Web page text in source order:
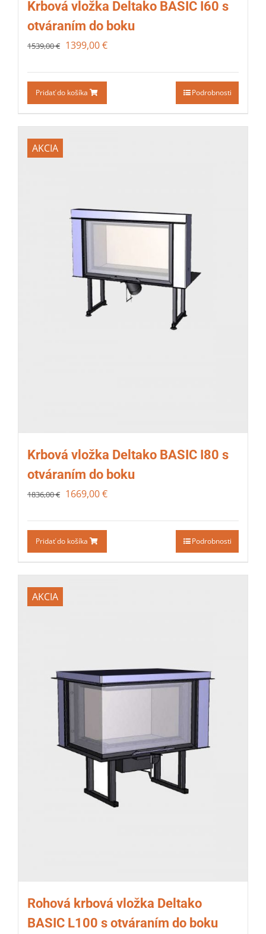
Krbová vložka Deltako BASIC I60 s
otváraním do boku
1539,00€ 1399,00€
Pridať do košíka Podrobnosti
AKCIA
Krbová vložka Deltako BASIC I80 s
otváraním do boku
1836,00€ 1669,00€
Pridať do košíka Podrobnosti
AKCIA
Rohová krbová vložka Deltako
BASIC L100 s otváraním do boku